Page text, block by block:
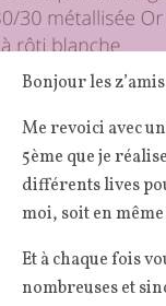
Bonjour les
Me revoici avec
5ème que je
différents lives
moi, soit en
Et à chaque fois
nombreuses et